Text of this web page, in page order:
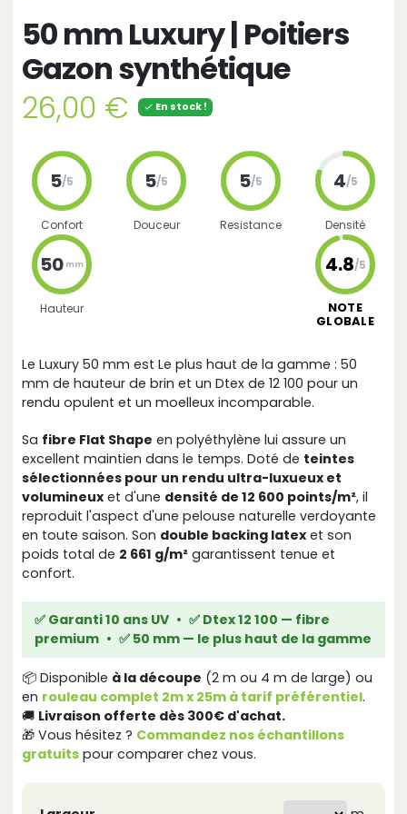
50 mm Luxury | Poitiers
Gazon synthétique
26,00 €
 En stock !
5/5
Confort
5/5
Douceur
5/5
Resistance
4/5
Densité
50 mm
Hauteur
4.8/5
NOTE
GLOBALE
Le Luxury 50 mm est Le plus haut de la gamme : 50
mm de hauteur de brin et un Dtex de 12 100 pour un
rendu opulent et un moelleux incomparable.
Sa fibre Flat Shape en polyéthylène lui assure un
excellent maintien dans le temps. Doté de teintes
sélectionnées pour un rendu ultra-luxueux et
volumineux et d'une densité de 12 600 points/m², il
reproduit l'aspect d'une pelouse naturelle verdoyante
en toute saison. Son double backing latex et son
poids total de 2 661 g/m² garantissent tenue et
confort.
✅ Garanti 10 ans UV • ✅ Dtex 12 100 — fibre
premium • ✅ 50 mm — le plus haut de la gamme
📦 Disponible à la découpe (2 m ou 4 m de large) ou
en rouleau complet 2m x 25m à tarif préférentiel.
🚚 Livraison offerte dès 300€ d'achat.
🎁 Vous hésitez ? Commandez nos échantillons
gratuits pour comparer chez vous.